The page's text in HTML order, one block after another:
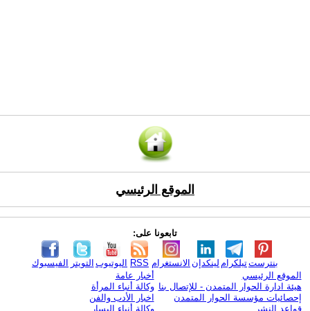
الموقع الرئيسي
تابعونا على:
الفيسبوك التويتر اليوتيوب RSS الانستغرام لينكدإن تيلكرامبنترست
الموقع الرئيسي
هيئة ادارة الحوار المتمدن - للإتصال بنا
إحصائيات مؤسسة الحوار المتمدن
قواعد النشر
أخبار عامة
وكالة أنباء المرأة
اخبار الأدب والفن
وكالة أنباء اليسار